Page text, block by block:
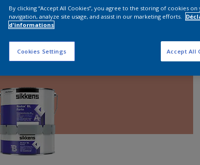
By clicking “Accept All Cookies”, you agree to the storing of cookies
navigation, analyze site usage, and assist in our marketing efforts.
d'informations
Cookies Settings Accept All